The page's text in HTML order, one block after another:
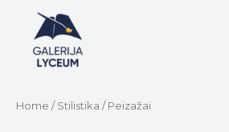
turinio
Home / Stilistika / Peizažai